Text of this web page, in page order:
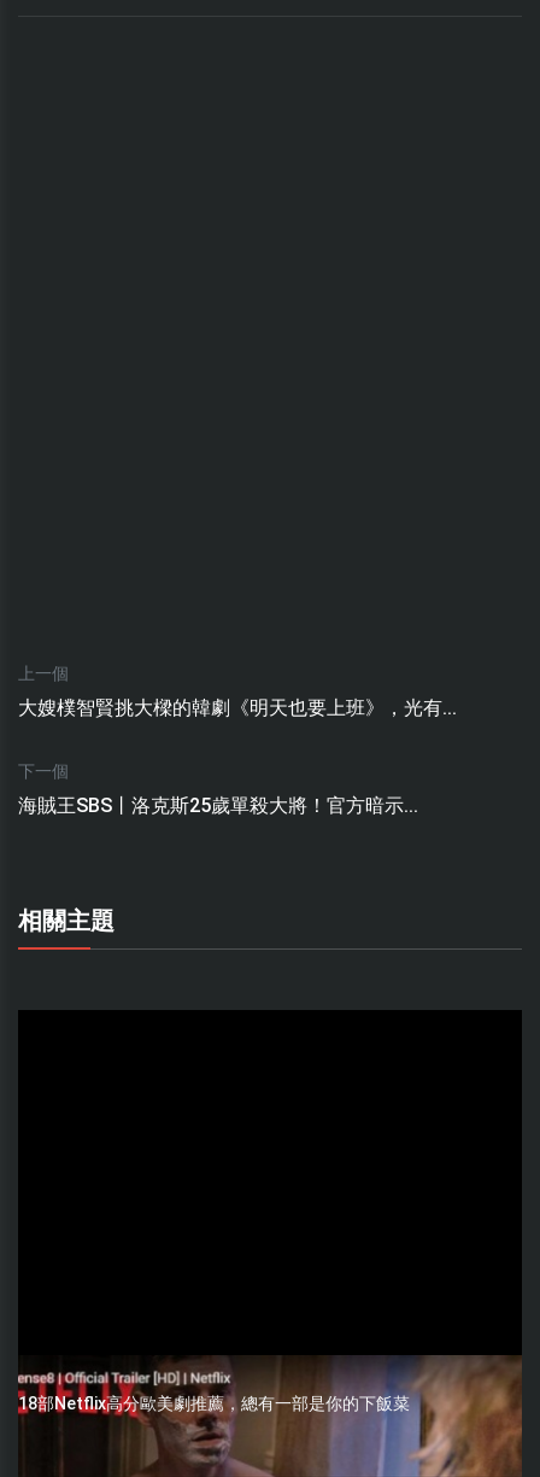
上一個
大嫂樸智賢挑大樑的韓劇《明天也要上班》，光有...
下一個
海賊王SBS丨洛克斯25歲單殺大將！官方暗示...
相關主題
18部Netflix高分歐美劇推薦，總有一部是你的下飯菜